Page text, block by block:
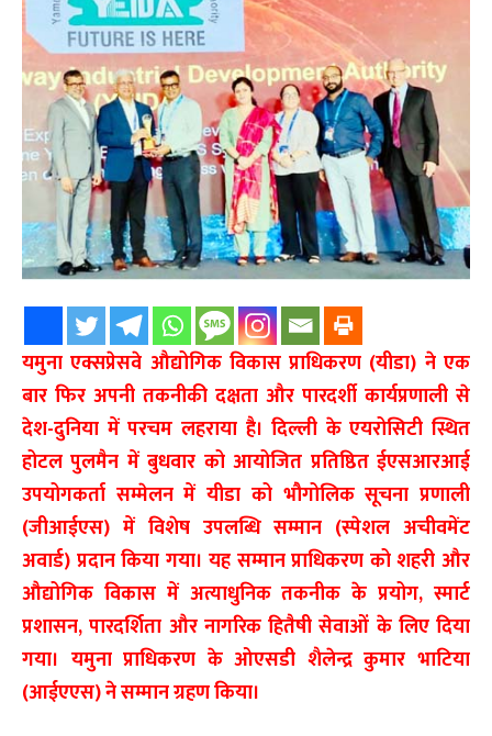
यमुना एक्सप्रेसवे औद्योगिक विकास प्राधिकरण (यीडा) ने एक
बार फिर अपनी तकनीकी दक्षता और पारदर्शी कार्यप्रणाली से
देश-दुनिया में परचम लहराया है। दिल्ली के एयरोसिटी स्थित
होटल पुलमैन में बुधवार को आयोजित प्रतिष्ठित ईएसआरआई
उपयोगकर्ता सम्मेलन में यीडा को भौगोलिक सूचना प्रणाली
(जीआईएस) में विशेष उपलब्धि सम्मान (स्पेशल अचीवमेंट
अवार्ड) प्रदान किया गया। यह सम्मान प्राधिकरण को शहरी और
औद्योगिक विकास में अत्याधुनिक तकनीक के प्रयोग, स्मार्ट
प्रशासन, पारदर्शिता और नागरिक हितैषी सेवाओं के लिए दिया
गया। यमुना प्राधिकरण के ओएसडी शैलेन्द्र कुमार भाटिया
(आईएएस) ने सम्मान ग्रहण किया।